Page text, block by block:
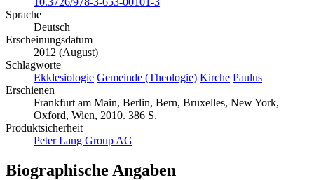
Sprache
Deutsch
Erscheinungsdatum
2012 (August)
Schlagworte
Ekklesiologie Gemeinde (Theologie) Kirche Paulus
Erschienen
Frankfurt am Main, Berlin, Bern, Bruxelles, New York,
Oxford, Wien, 2010. 386 S.
Produktsicherheit
Peter Lang Group AG
Biographische Angaben